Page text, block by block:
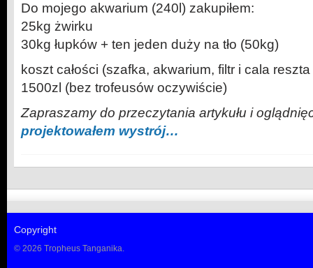
Do mojego akwarium (240l) zakupiłem:
25kg żwirku
30kg łupków + ten jeden duży na tło (50kg)
koszt całości (szafka, akwarium, filtr i cala
1500zl (bez trofeusów oczywiście)
Zapraszamy do przeczytania artykułu i
projektowałem wystrój…
Copyright
© 2026 Tropheus Tanganika.